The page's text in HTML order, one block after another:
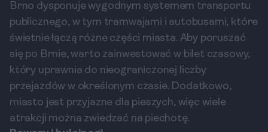
Brno dysponuje wygodnym systemem transportu
publicznego, w tym tramwajami i autobusami, które
świetnie łączą różne części miasta. Aby poruszać
się po Brnie, warto zainwestować w bilet czasowy,
który uprawnia do nieograniczonej liczby
przejazdów w określonym czasie. Dodatkowo,
miasto jest przyjazne dla pieszych, więc wiele
atrakcji można zwiedzać na piechotę.